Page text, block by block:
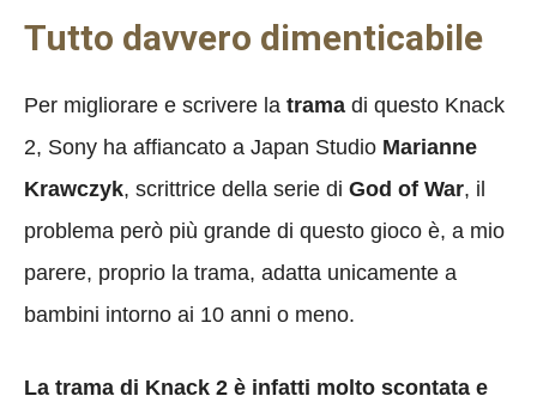
Tutto davvero dimenticabile
Per migliorare e scrivere la trama di questo Knack
2, Sony ha affiancato a Japan Studio Marianne
Krawczyk, scrittrice della serie di God of War, il
problema però più grande di questo gioco è, a mio
parere, proprio la trama, adatta unicamente a
bambini intorno ai 10 anni o meno.
La trama di Knack 2 è infatti molto scontata e